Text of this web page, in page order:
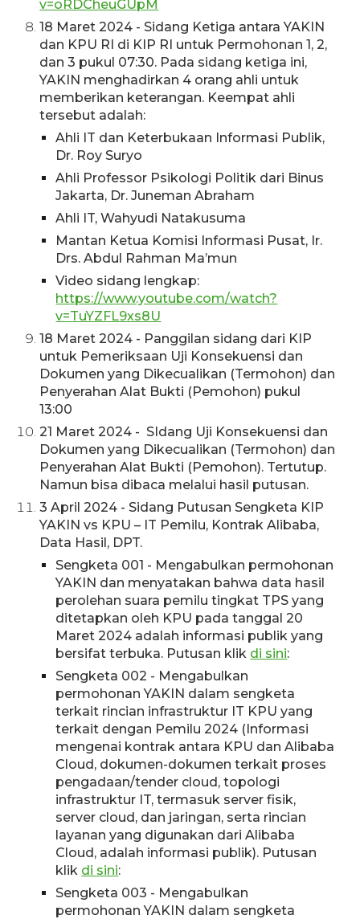
v=oRDCheuGUpM
18 Maret 2024 - Sidang Ketiga antara YAKIN
dan KPU RI di KIP RI untuk Permohonan 1, 2,
dan 3 pukul 07:30. Pada sidang ketiga ini,
YAKIN menghadirkan 4 orang ahli untuk
memberikan keterangan. Keempat ahli
tersebut adalah:
Ahli IT dan Keterbukaan Informasi Publik,
Dr. Roy Suryo
Ahli Professor Psikologi Politik dari Binus
Jakarta, Dr. Juneman Abraham
Ahli IT, Wahyudi Natakusuma
Mantan Ketua Komisi Informasi Pusat, Ir.
Drs. Abdul Rahman Ma’mun
Video sidang lengkap:
https://www.youtube.com/watch?
v=TuYZFL9xs8U
18 Maret 2024 - Panggilan sidang dari KIP
untuk Pemeriksaan Uji Konsekuensi dan
Dokumen yang Dikecualikan (Termohon) dan
Penyerahan Alat Bukti (Pemohon) pukul
13:00
21 Maret 2024 - SIdang Uji Konsekuensi dan
Dokumen yang Dikecualikan (Termohon) dan
Penyerahan Alat Bukti (Pemohon). Tertutup.
Namun bisa dibaca melalui hasil putusan.
3 April 2024 - Sidang Putusan Sengketa KIP
YAKIN vs KPU – IT Pemilu, Kontrak Alibaba,
Data Hasil, DPT.
Sengketa 001 - Mengabulkan permohonan
YAKIN dan menyatakan bahwa data hasil
perolehan suara pemilu tingkat TPS yang
ditetapkan oleh KPU pada tanggal 20
Maret 2024 adalah informasi publik yang
bersifat terbuka. Putusan klik di sini:
Sengketa 002 - Mengabulkan
permohonan YAKIN dalam sengketa
terkait rincian infrastruktur IT KPU yang
terkait dengan Pemilu 2024 (Informasi
mengenai kontrak antara KPU dan Alibaba
Cloud, dokumen-dokumen terkait proses
pengadaan/tender cloud, topologi
infrastruktur IT, termasuk server fisik,
server cloud, dan jaringan, serta rincian
layanan yang digunakan dari Alibaba
Cloud, adalah informasi publik). Putusan
klik di sini:
Sengketa 003 - Mengabulkan
permohonan YAKIN dalam sengketa